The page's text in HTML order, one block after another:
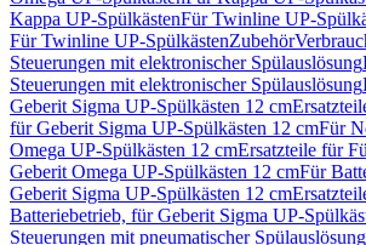
Kappa UP-SpülkästenFür Twinline UP-
Für Twinline UP-SpülkästenZubehör
Steuerungen mit elektronischer Spülauslösung
Steuerungen mit elektronischer Spülauslösung
Geberit Sigma UP-Spülkästen 12 cm
für Geberit Sigma UP-Spülkästen 12 cmFür
Omega UP-Spülkästen 12 cmErsatzteile für
Geberit Omega UP-Spülkästen 12 cmFür
Geberit Sigma UP-Spülkästen 12 cm
Batteriebetrieb, für Geberit Sigma UP-
Steuerungen mit pneumatischer Spülauslösung